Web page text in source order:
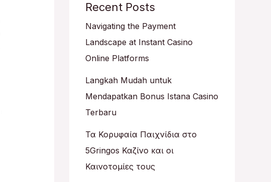
Recent Posts
Navigating the Payment
Landscape at Instant Casino
Online Platforms
Langkah Mudah untuk
Mendapatkan Bonus Istana Casino
Terbaru
Τα Κορυφαία Παιχνίδια στο
5Gringos Καζίνο και οι
Καινοτομίες τους